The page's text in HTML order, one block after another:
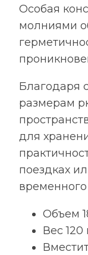
Особая
молниями
Благодаря
размерам
для
поездках
Объем
Вес 120